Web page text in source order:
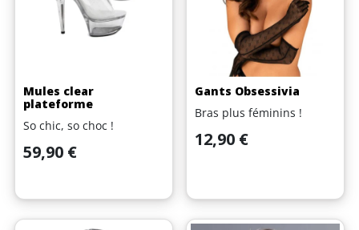
Mules clear
plateforme
So chic, so choc !
Prix
59,90 €
Gants Obsessivia
Bras plus féminins !
Prix
12,90 €